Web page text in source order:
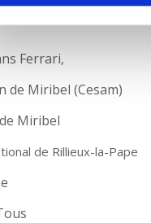
Ferrari,
de Miribel (Cesam)
Miribel
de Rillieux-la-Pape